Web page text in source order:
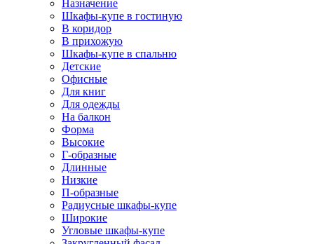
Назначение
Шкафы-купе в гостиную
В коридор
В прихожую
Шкафы-купе в спальню
Детские
Офисные
Для книг
Для одежды
На балкон
Форма
Высокие
Г-образные
Длинные
Низкие
П-образные
Радиусные шкафы-купе
Широкие
Угловые шкафы-купе